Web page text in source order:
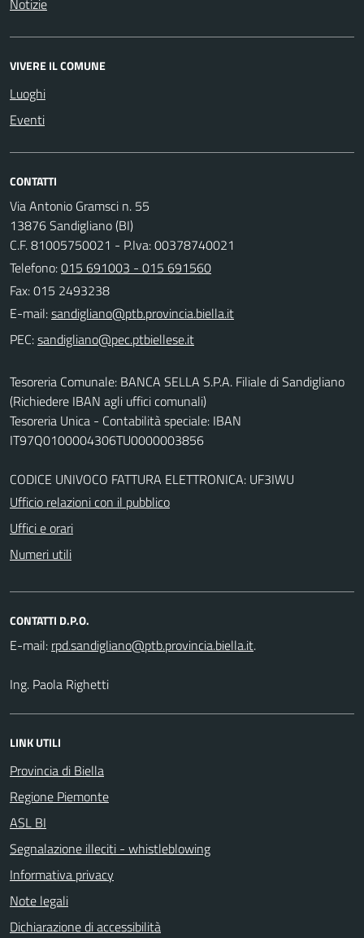
VIVERE IL COMUNE
Luoghi
Eventi
CONTATTI
Via Antonio Gramsci n. 55
13876 Sandigliano (BI)
C.F. 81005750021 - P.Iva: 00378740021
Telefono:015 691003 - 015 691560
Fax: 015 2493238
E-mail:
PEC:
Tesoreria Comunale: BANCA SELLA S.P.A. Filiale di Sandigliano
(Richiedere IBAN agli uffici comunali)
Tesoreria Unica - Contabilità speciale: IBAN
IT97Q0100004306TU0000003856
CODICE UNIVOCO FATTURA ELETTRONICA: UF3IWU
Ufficio relazioni con il pubblico
Uffici e orari
Numeri utili
CONTATTI D.P.O.
E-mail:
.
Ing. Paola Righetti
LINK UTILI
Provincia di Biella
Regione Piemonte
ASL BI
Segnalazione illeciti - whistleblowing
Informativa privacy
Note legali
Dichiarazione di accessibilità